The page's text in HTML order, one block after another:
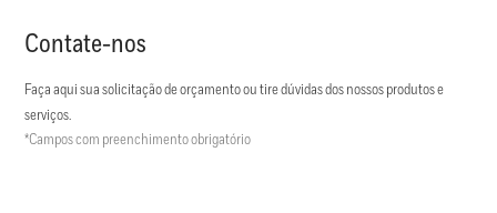
Contate-nos
Faça aqui sua solicitação de orçamento ou tire dúvidas dos nossos produtos e
serviços.
*Campos com preenchimento obrigatório